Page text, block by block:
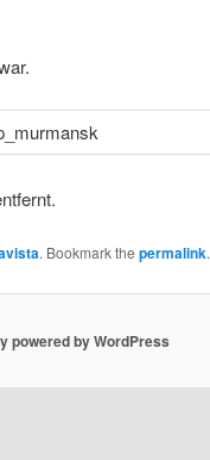
. Bookmark the permalink.
powered by WordPress